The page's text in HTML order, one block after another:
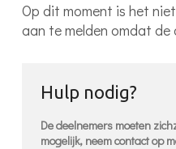
Op dit moment is het
aan te melden omdat
Hulp nodig?
De deelnemers moeten
mogelijk, neem contact op